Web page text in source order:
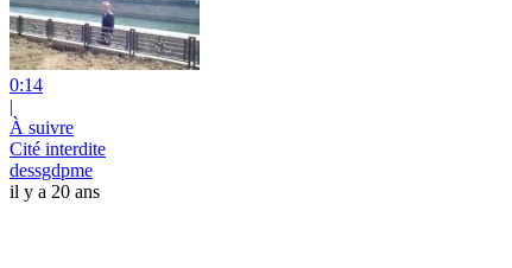
0:14
|
À suivre
Cité interdite
dessgdpme
il y a 20 ans